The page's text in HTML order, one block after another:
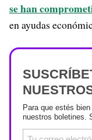
se han
en ayudas
Para que estés
nuestros boletines.